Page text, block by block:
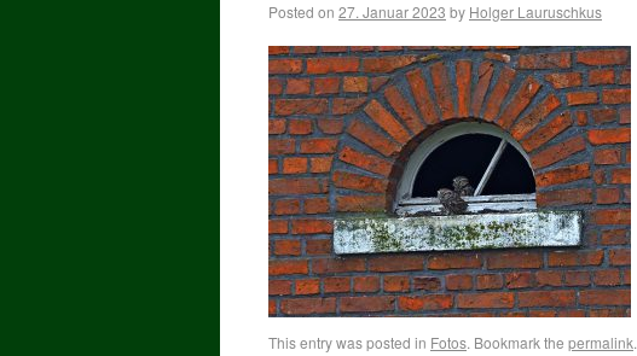
Posted on 27. Januar 2023 by Holger Lauruschkus
This entry was posted in Fotos. Bookmark the permalink.